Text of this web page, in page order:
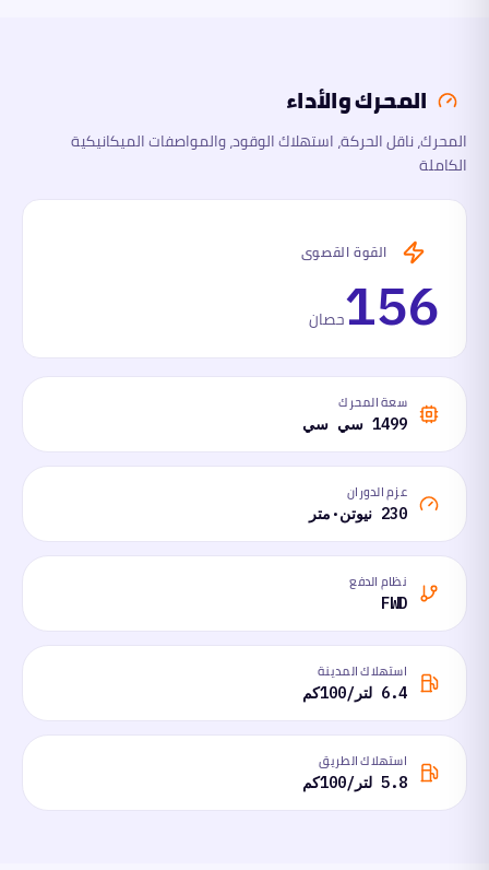
الأبعاد
ما
لها
وما
عليها
المحرك والأداء
المحرك، ناقل الحركة، استهلاك الوقود، والمواصفات الميكانيكية
الكاملة
القوة القصوى
156حصان
سعة المحرك
1499 سي سي
عزم الدوران
230 نيوتن·متر
نظام الدفع
FWD
استهلاك المدينة
6.4 لتر/100كم
استهلاك الطريق
5.8 لتر/100كم